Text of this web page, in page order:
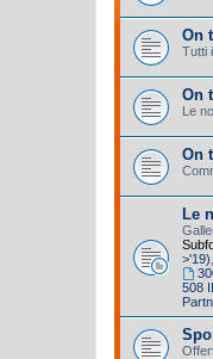
On
Tutti
On
Le
On
Le
>'19)
508